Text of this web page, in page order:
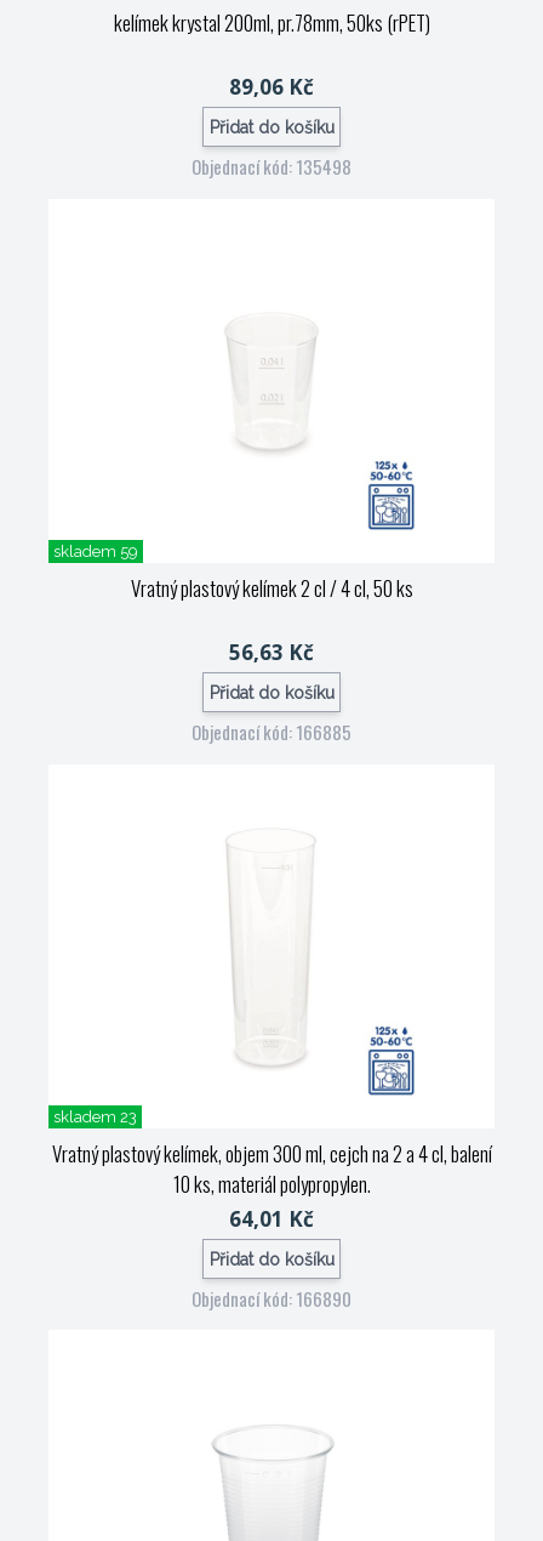
kelímek krystal 200ml, pr.78mm, 50ks (rPET)
89,06 Kč
Přidat do košíku
Objednací kód: 135498
skladem 59
Vratný plastový kelímek 2 cl / 4 cl, 50 ks
56,63 Kč
Přidat do košíku
Objednací kód: 166885
skladem 23
Vratný plastový kelímek, objem 300 ml, cejch na 2 a 4 cl, balení
10 ks, materiál polypropylen.
64,01 Kč
Přidat do košíku
Objednací kód: 166890